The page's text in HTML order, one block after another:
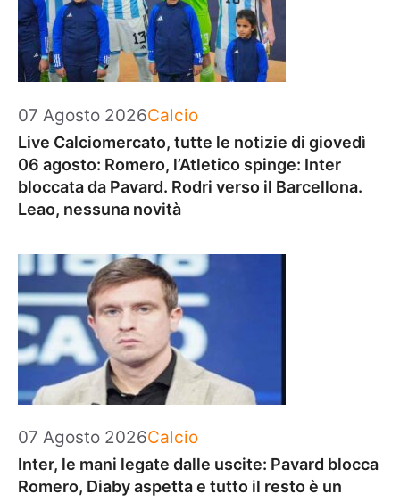
07 Agosto 2026Categorie
Calcio
Live Calciomercato, tutte le notizie di giovedì
06 agosto: Romero, l’Atletico spinge: Inter
bloccata da Pavard. Rodri verso il Barcellona.
Leao, nessuna novità
07 Agosto 2026Categorie
Calcio
Inter, le mani legate dalle uscite: Pavard blocca
Romero, Diaby aspetta e tutto il resto è un